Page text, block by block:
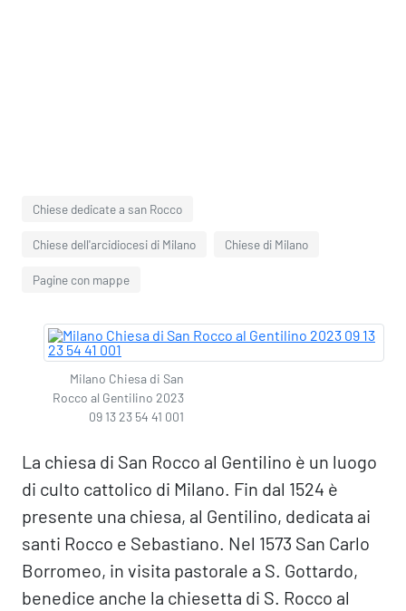
Chiese dedicate a san Rocco
Chiese dell'arcidiocesi di Milano Chiese di Milano
Pagine con mappe
Milano Chiesa di San
Rocco al Gentilino 2023
09 13 23 54 41 001
La chiesa di San Rocco al Gentilino è un luogo
di culto cattolico di Milano. Fin dal 1524 è
presente una chiesa, al Gentilino, dedicata ai
santi Rocco e Sebastiano. Nel 1573 San Carlo
Borromeo, in visita pastorale a S. Gottardo,
benedice anche la chiesetta di S. Rocco al